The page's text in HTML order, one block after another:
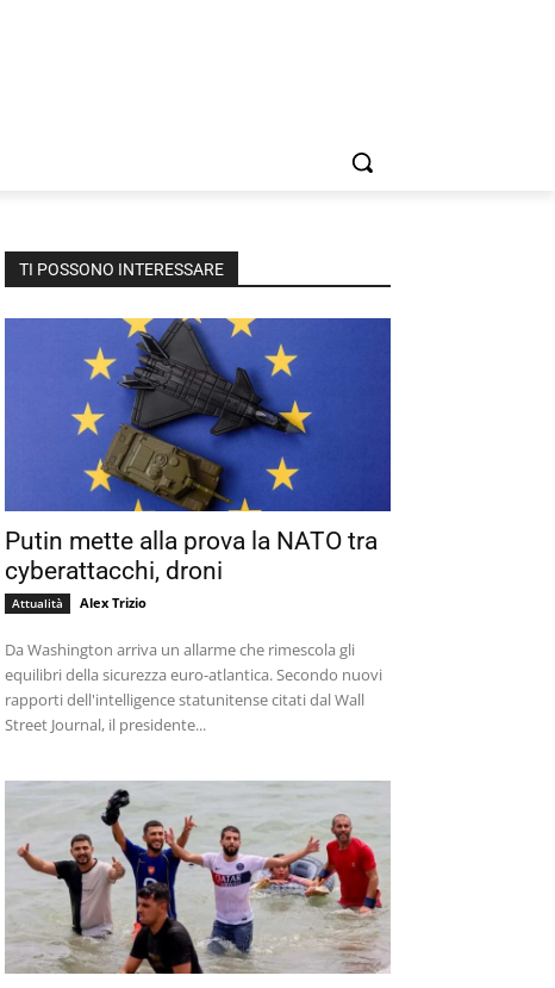
TI POSSONO INTERESSARE
Putin mette alla prova la NATO tra
cyberattacchi, droni
Attualità Alex Trizio
Da Washington arriva un allarme che rimescola gli
equilibri della sicurezza euro-atlantica. Secondo nuovi
rapporti dell'intelligence statunitense citati dal Wall
Street Journal, il presidente...